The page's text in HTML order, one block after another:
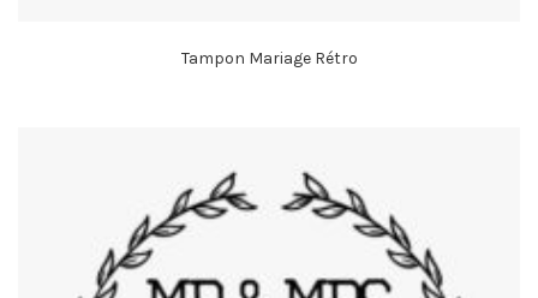
Tampon Mariage Rétro